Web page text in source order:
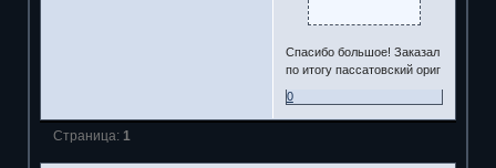
Спасибо большое! Заказал
по итогу пассатовский ориг
0
Страница: 1